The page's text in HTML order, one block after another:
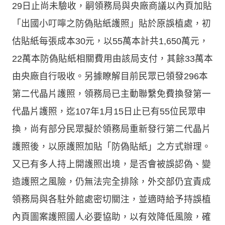
29日止尚未驗收，嗣領務局與央廠商議以內頁加貼
「出國小叮嚀之防偽貼紙護照」貼於原誤植處，初
估貼紙每張成本30元，以55萬本計共1,650萬元，
22萬本防偽貼紙相關費用由該局支付，其餘33萬本
由央廠自行吸收。另據瞭解目前民眾已領發296本
第二代晶片護照，領務局已主動聯繫免費換發第一
代晶片護照，迄107年1月15日止已有55位民眾申
換，尚有部分民眾擬於領務局重新發行第二代晶片
護照後，以原護照加貼「防偽貼紙」之方式辦理。
又已有多人持上開護照出境，是否會被誤認偽、變
造護照之風險，仍無法完全排除，外交部仍宜責成
領務局與各駐外館處密切關注，並適時給予持誤植
內頁圖案護照國人必要協助，以有效降低風險，確